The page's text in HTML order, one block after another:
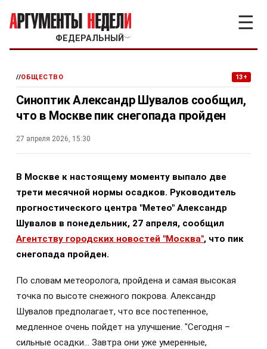
ФЕДЕРАЛЬНЫЙ ﹀
☰
//ОБЩЕСТВО 13+
Синоптик Александр Шувалов сообщил,
что в Москве пик снегопада пройден
27 апреля 2026, 15:30
В Москве к настоящему моменту выпало две
трети месячной нормы осадков. Руководитель
прогностического центра "Метео" Александр
Шувалов в понедельник, 27 апреля, сообщил
Агентству городских новостей "Москва", что пик
снегопада пройден.
По словам метеоролога, пройдена и самая высокая
точка по высоте снежного покрова. Александр
Шувалов предполагает, что все постепенное,
медленное очень пойдет на улучшение. "Сегодня –
сильные осадки... Завтра они уже умеренные,